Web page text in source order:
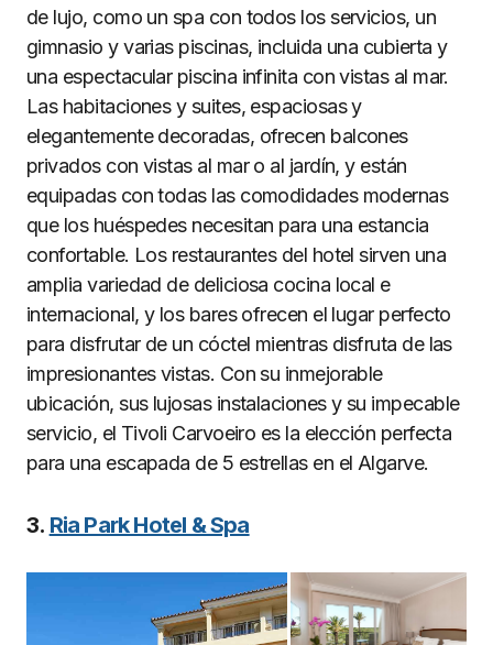
de lujo, como un spa con todos los servicios, un
gimnasio y varias piscinas, incluida una cubierta y
una espectacular piscina infinita con vistas al mar.
Las habitaciones y suites, espaciosas y
elegantemente decoradas, ofrecen balcones
privados con vistas al mar o al jardín, y están
equipadas con todas las comodidades modernas
que los huéspedes necesitan para una estancia
confortable. Los restaurantes del hotel sirven una
amplia variedad de deliciosa cocina local e
internacional, y los bares ofrecen el lugar perfecto
para disfrutar de un cóctel mientras disfruta de las
impresionantes vistas. Con su inmejorable
ubicación, sus lujosas instalaciones y su impecable
servicio, el Tivoli Carvoeiro es la elección perfecta
para una escapada de 5 estrellas en el Algarve.
3. Ria Park Hotel & Spa